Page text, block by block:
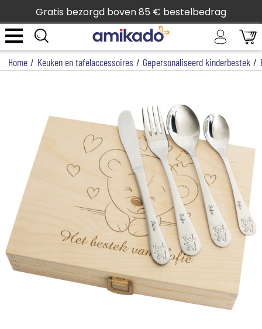
Gratis bezorgd boven 85 € bestelbedrag
Home / Keuken en tafelaccessoires / Gepersonaliseerd kinderbestek /